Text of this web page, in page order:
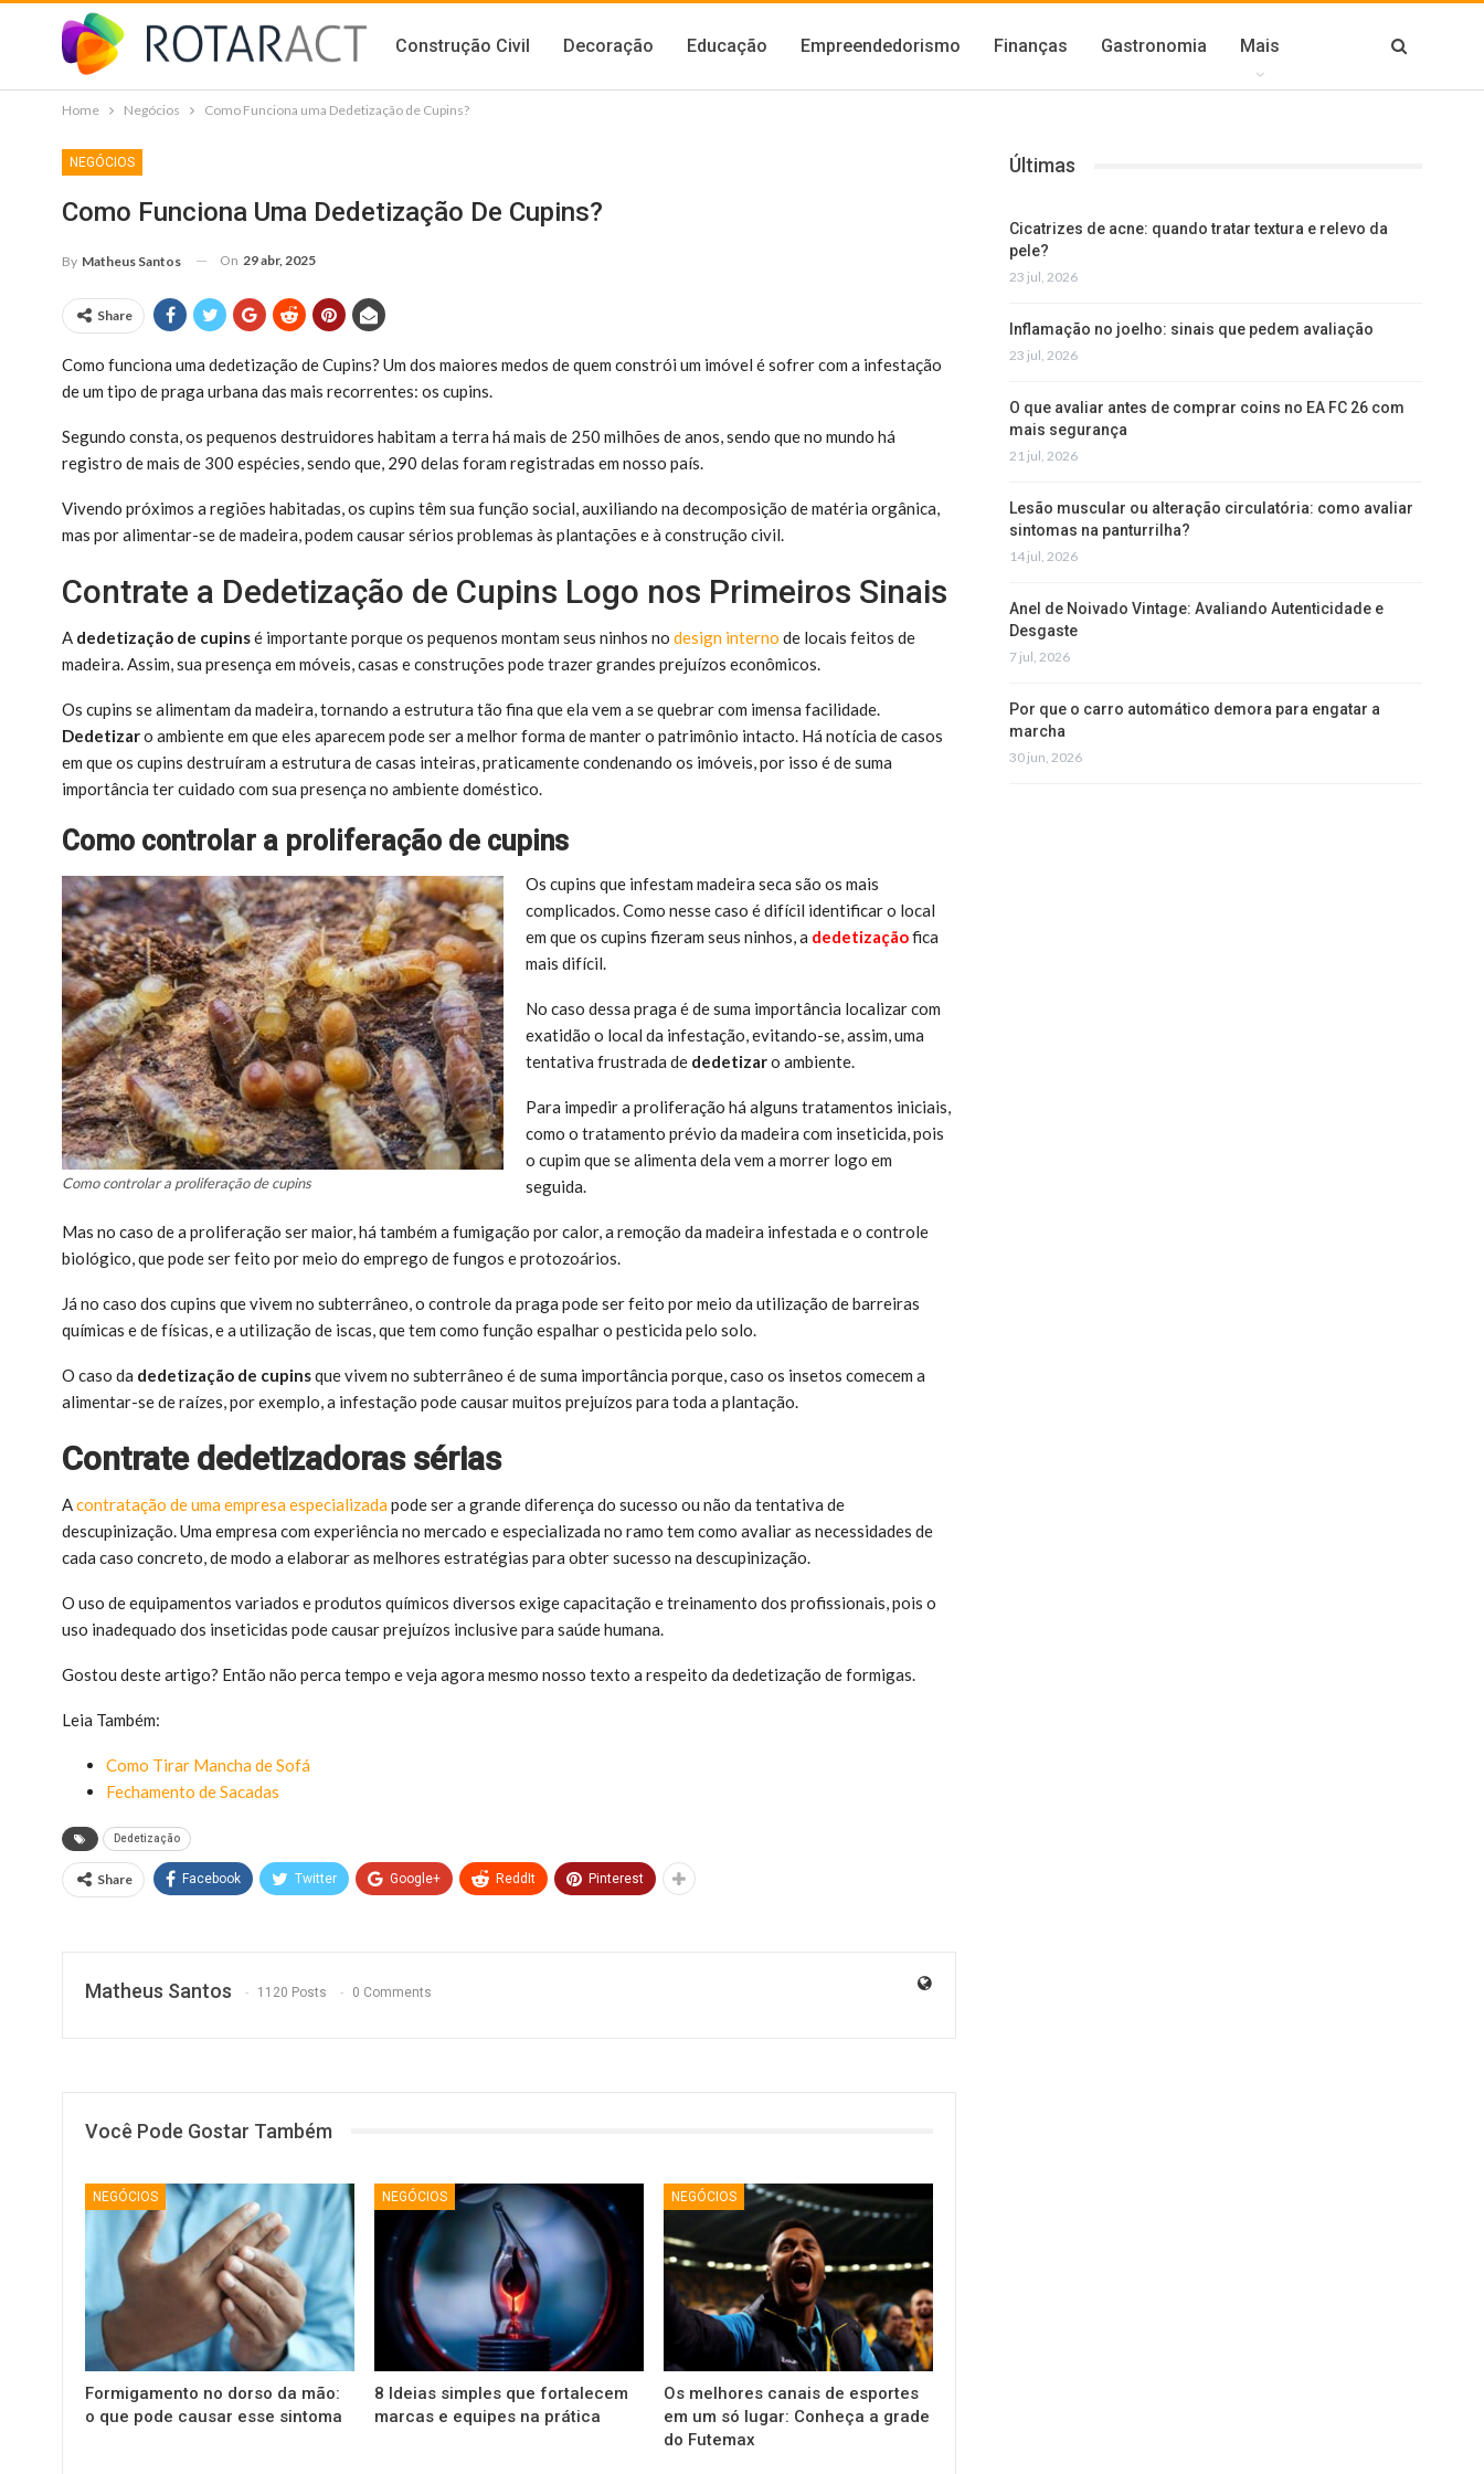
Construção Civil Decoração Educação Empreendedorismo Finanças Gastronomia Mais
Home Negócios Como Funciona uma Dedetização de Cupins?
NEGÓCIOS
Como Funciona Uma Dedetização De Cupins?
By Matheus Santos On 29 abr, 2025
Share
Como funciona uma dedetização de Cupins? Um dos maiores medos de quem constrói um imóvel é sofrer com a infestação
de um tipo de praga urbana das mais recorrentes: os cupins.
Segundo consta, os pequenos destruidores habitam a terra há mais de 250 milhões de anos, sendo que no mundo há
registro de mais de 300 espécies, sendo que, 290 delas foram registradas em nosso país.
Vivendo próximos a regiões habitadas, os cupins têm sua função social, auxiliando na decomposição de matéria orgânica,
mas por alimentar-se de madeira, podem causar sérios problemas às plantações e à construção civil.
Contrate a Dedetização de Cupins Logo nos Primeiros Sinais
A dedetização de cupinsé importante porque os pequenos montam seus ninhos no design interno de locais feitos de
madeira. Assim, sua presença em móveis, casas e construções pode trazer grandes prejuízos econômicos.
Os cupins se alimentam da madeira, tornando a estrutura tão fina que ela vem a se quebrar com imensa facilidade.
Dedetizaro ambiente em que eles aparecem pode ser a melhor forma de manter o patrimônio intacto. Há notícia de casos
em que os cupins destruíram a estrutura de casas inteiras, praticamente condenando os imóveis, por isso é de suma
importância ter cuidado com sua presença no ambiente doméstico.
Como controlar a proliferação de cupins
Como controlar a proliferação de cupins
Os cupins que infestam madeira seca são os mais
complicados. Como nesse caso é difícil identificar o local
em que os cupins fizeram seus ninhos, a dedetizaçãofica
mais difícil.
No caso dessa praga é de suma importância localizar com
exatidão o local da infestação, evitando-se, assim, uma
tentativa frustrada de dedetizaro ambiente.
Para impedir a proliferação há alguns tratamentos iniciais,
como o tratamento prévio da madeira com inseticida, pois
o cupim que se alimenta dela vem a morrer logo em
seguida.
Mas no caso de a proliferação ser maior, há também a fumigação por calor, a remoção da madeira infestada e o controle
biológico, que pode ser feito por meio do emprego de fungos e protozoários.
Já no caso dos cupins que vivem no subterrâneo, o controle da praga pode ser feito por meio da utilização de barreiras
químicas e de físicas, e a utilização de iscas, que tem como função espalhar o pesticida pelo solo.
O caso da dedetização de cupinsque vivem no subterrâneo é de suma importância porque, caso os insetos comecem a
alimentar-se de raízes, por exemplo, a infestação pode causar muitos prejuízos para toda a plantação.
Contrate dedetizadoras sérias
Acontratação de uma empresa especializadapode ser a grande diferença do sucesso ou não da tentativa de
descupinização. Uma empresa com experiência no mercado e especializada no ramo tem como avaliar as necessidades de
cada caso concreto, de modo a elaborar as melhores estratégias para obter sucesso na descupinização.
O uso de equipamentos variados e produtos químicos diversos exige capacitação e treinamento dos profissionais, pois o
uso inadequado dos inseticidas pode causar prejuízos inclusive para saúde humana.
Gostou deste artigo? Então não perca tempo e veja agora mesmo nosso texto a respeito da dedetização de formigas.
Leia Também:
Como Tirar Mancha de Sofá
Fechamento de Sacadas
Dedetização
Share Facebook Twitter Google+ ReddIt Pinterest
Matheus Santos 1120 Posts 0 Comments
Você Pode Gostar Também
NEGÓCIOS
Formigamento no dorso da mão:
o que pode causar esse sintoma
NEGÓCIOS
8 Ideias simples que fortalecem
marcas e equipes na prática
NEGÓCIOS
Os melhores canais de esportes
em um só lugar: Conheça a grade
do Futemax
Últimas
Cicatrizes de acne: quando tratar textura e relevo da
pele?
23 jul, 2026
Inflamação no joelho: sinais que pedem avaliação
23 jul, 2026
O que avaliar antes de comprar coins no EA FC 26 com
mais segurança
21 jul, 2026
Lesão muscular ou alteração circulatória: como avaliar
sintomas na panturrilha?
14 jul, 2026
Anel de Noivado Vintage: Avaliando Autenticidade e
Desgaste
7 jul, 2026
Por que o carro automático demora para engatar a
marcha
30 jun, 2026